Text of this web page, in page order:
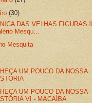
(30)
DAS VELHAS FIGURAS II
Mesqu...
Mesquita
UM POUCO DA NOSSA
UM POUCO DA NOSSA
VI - MACAÍBA